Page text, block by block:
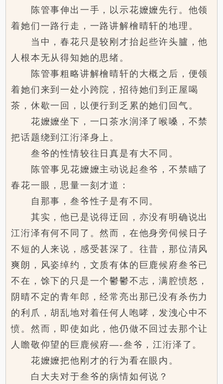
陈管事伸出一手，以示花嬤嬤先行。他领
着她们一路行走，一路讲解檜晴轩的地理。
当中，春花只是较刚才抬起些许头臚，他
人根本无从得知她的思绪。
陈管事粗略讲解檜晴轩的大概之后，便领
着她们来到一处小跨院，招待她们到正屋喝
茶，休歇一回，以便行到乏累的她们回气。
花嬤嬤坐下，一口茶水润泽了喉嗓，不禁
把话题绕到江洐泽身上。
叁爷的性情较往日真是有大不同。
陈管事见花嬤嬤主动说起叁爷，不禁瞄了
春花一眼，思量一刻才道：
自那事，叁爷性子是有不同。
其实，他已是说得迂回，亦没有明确说出
江洐泽有何不同了。然而，在他身旁伺候日子
不短的人来说，感受甚深了。往昔，那位清风
爽朗，风姿绰约，文质有体的巨鹿候府叁爷已
不在，馀下的只是一个鬱鬱不志，满腔愤怒，
阴晴不定的青年郎，经常亮出那已没有杀伤力
的利爪，胡乱地对着任何人咆哮，发洩心中不
愤。然而，即使如此，他仍做不回过去那个让
人瞻敬仰望的巨鹿候府—-叁爷，江洐泽了。
花嬤嬤把他刚才的行为看在眼内。
白大夫对于叁爷的病情如何说？